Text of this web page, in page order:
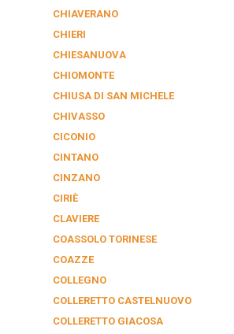
CHIAVERANO
CHIERI
CHIESANUOVA
CHIOMONTE
CHIUSA DI SAN MICHELE
CHIVASSO
CICONIO
CINTANO
CINZANO
CIRIÈ
CLAVIERE
COASSOLO TORINESE
COAZZE
COLLEGNO
COLLERETTO CASTELNUOVO
COLLERETTO GIACOSA